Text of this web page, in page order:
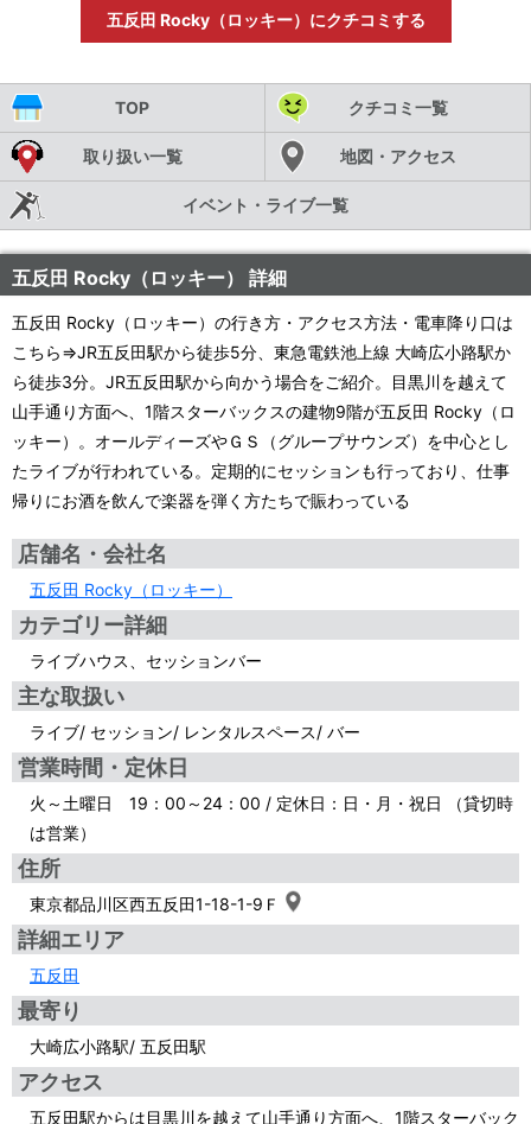
五反田 Rocky（ロッキー）にクチコミする
TOP クチコミ一覧
取り扱い一覧 地図・アクセス
イベント・ライブ一覧
五反田 Rocky（ロッキー） 詳細
五反田 Rocky（ロッキー）の行き方・アクセス方法・電車降り口は
こちら⇒JR五反田駅から徒歩5分、東急電鉄池上線 大崎広小路駅か
ら徒歩3分。JR五反田駅から向かう場合をご紹介。目黒川を越えて
山手通り方面へ、1階スターバックスの建物9階が五反田 Rocky（ロ
ッキー）。オールディーズやＧＳ（グループサウンズ）を中心とし
たライブが行われている。定期的にセッションも行っており、仕事
帰りにお酒を飲んで楽器を弾く方たちで賑わっている
店舗名・会社名
五反田 Rocky（ロッキー）
カテゴリー詳細
ライブハウス、セッションバー
主な取扱い
ライブ/ セッション/ レンタルスペース/ バー
営業時間・定休日
火～土曜日 19：00～24：00 / 定休日：日・月・祝日 （貸切時
は営業）
住所
東京都品川区西五反田1-18-1-9Ｆ
詳細エリア
五反田
最寄り
大崎広小路駅/ 五反田駅
アクセス
五反田駅からは目黒川を越えて山手通り方面へ、1階スターバック